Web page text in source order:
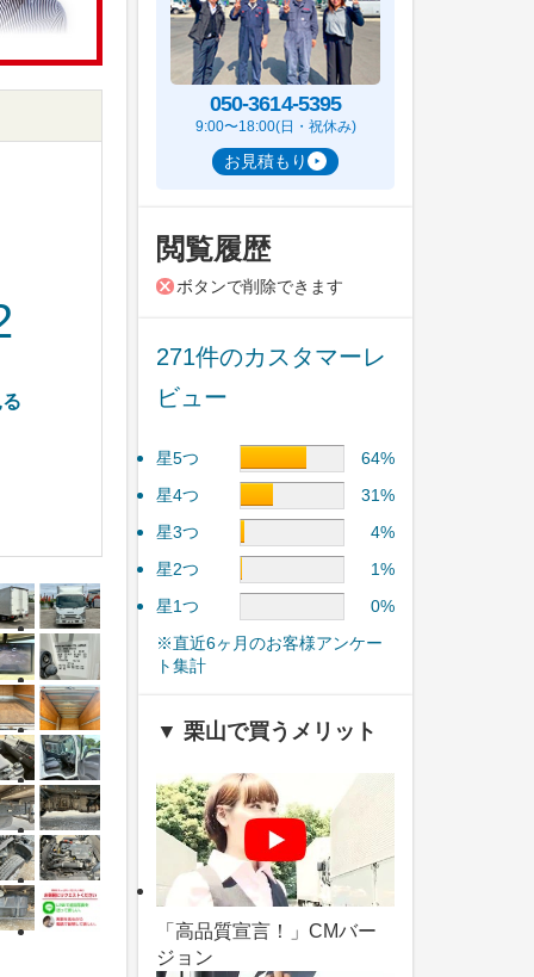
050-3614-5395
9:00〜18:00(日・祝休み)
お見積もり
閲覧履歴
ボタンで削除できます
271件のカスタマーレ
ビュー
星5つ
64%
星4つ
31%
星3つ
4%
星2つ
1%
星1つ
0%
※直近6ヶ月のお客様アンケー
ト集計
▼ 栗山で買うメリット
「高品質宣言！」CMバー
ジョン